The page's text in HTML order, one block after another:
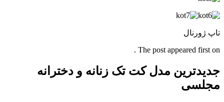
تاپ ژورنال
The post appeared first on .
جدیدترین مدل کت تک زنانه و دخترانه
مجلسی